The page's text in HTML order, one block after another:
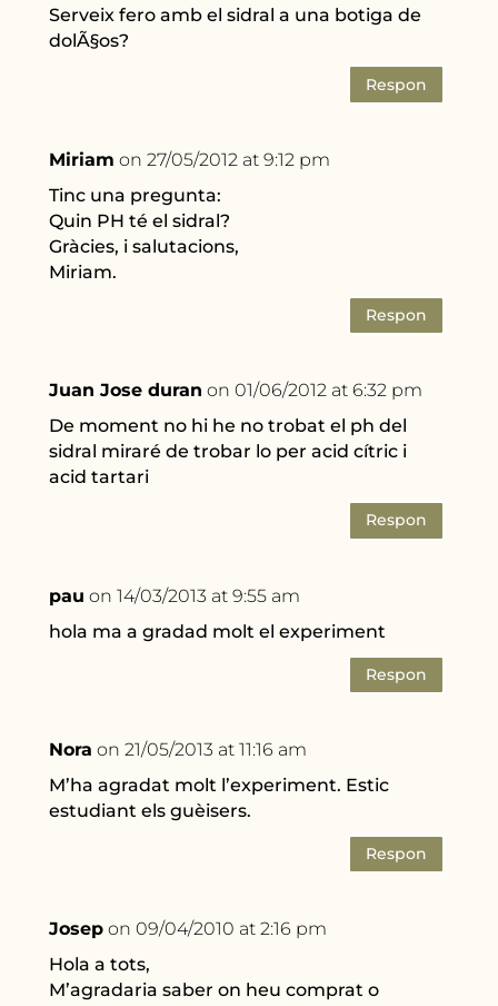
Serveix fero amb el sidral a una botiga de
dolÃ§os?
Respon
Miriam on 27/05/2012 at 9:12 pm
Tinc una pregunta:
Quin PH té el sidral?
Gràcies, i salutacions,
Miriam.
Respon
Juan Jose duran on 01/06/2012 at 6:32 pm
De moment no hi he no trobat el ph del
sidral miraré de trobar lo per acid cítric i
acid tartari
Respon
pau on 14/03/2013 at 9:55 am
hola ma a gradad molt el experiment
Respon
Nora on 21/05/2013 at 11:16 am
M’ha agradat molt l’experiment. Estic
estudiant els guèisers.
Respon
Josep on 09/04/2010 at 2:16 pm
Hola a tots,
M’agradaria saber on heu comprat o